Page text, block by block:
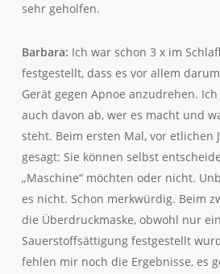
sehr geholfen.
Barbara: Ich war schon 3 x im
festgestellt, dass es vor allem
Gerät gegen Apnoe anzudrehen.
auch davon ab, wer es macht und
steht. Beim ersten Mal, vor etlichen
gesagt: Sie können selbst
„Maschine“ möchten oder nicht.
es nicht. Schon merkwürdig. Beim
die Überdruckmaske, obwohl nur
Sauerstoffsättigung festgestellt
fehlen mir noch die Ergebnisse, es